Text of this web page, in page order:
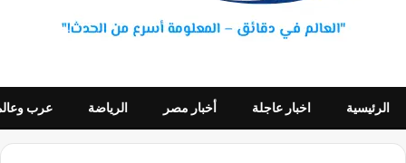
الرئيسية اخبار عاجلة أخبار مصر الرياضة عرب